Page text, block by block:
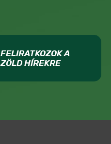
FELIRATKOZOK A
ZÖLD HÍREKRE